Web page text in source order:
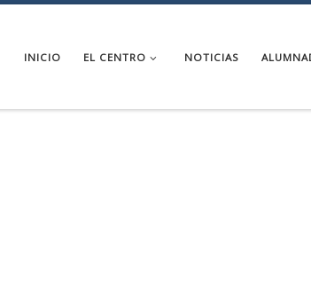
INICIO EL CENTRO NOTICIAS